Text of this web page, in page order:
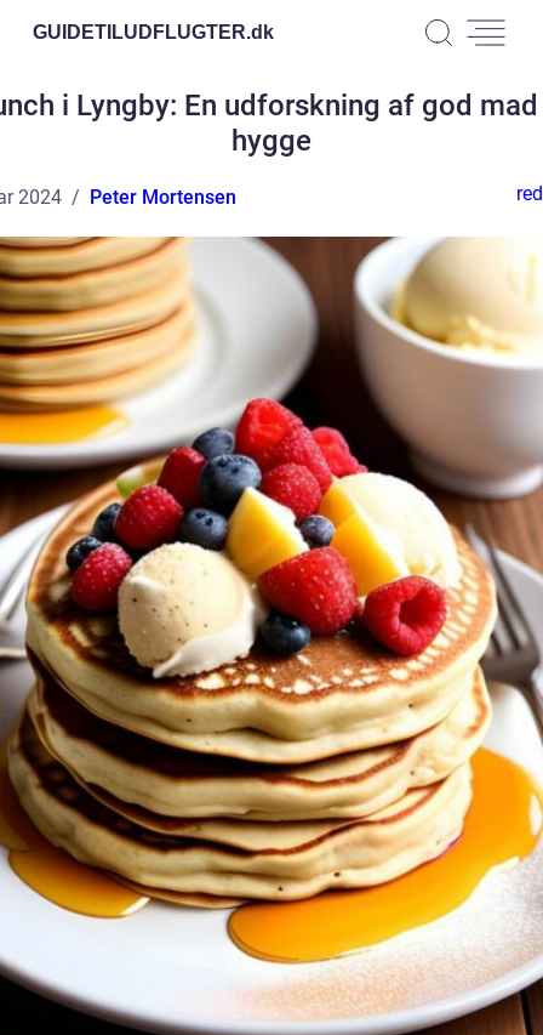
GUIDETILUDFLUGTER.dk
i Lyngby: En udforskning af god
hygge
2024 Peter Mortensen